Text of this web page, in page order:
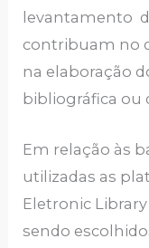
levantamento
contribuam no
na elaboração
bibliográfica ou
Em relação às
utilizadas as
Eletronic
sendo